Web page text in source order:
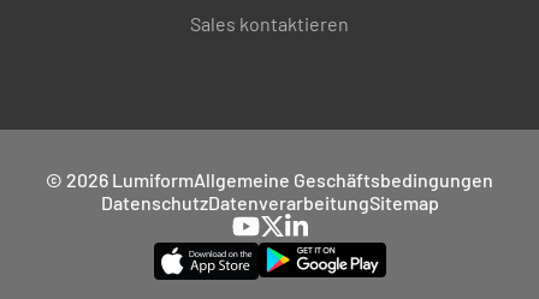
Sales kontaktieren
© 2026 LumiformAllgemeine Geschäftsbedingungen
DatenschutzDatenverarbeitungSitemap